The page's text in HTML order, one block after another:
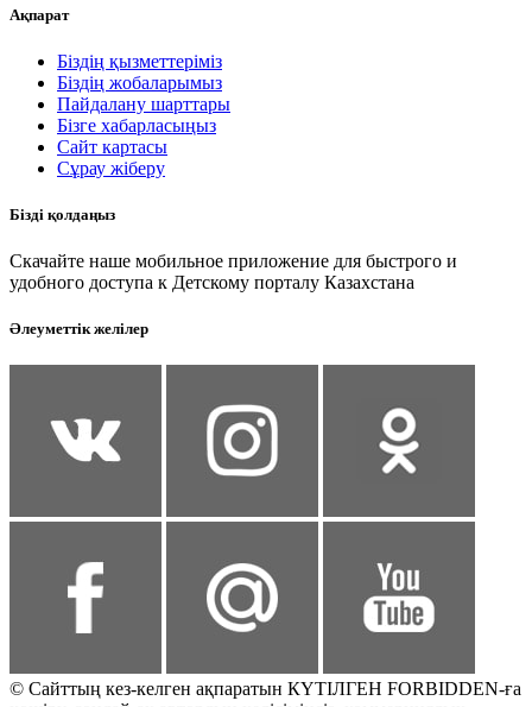
Ақпарат
Біздің қызметтеріміз
Біздің жобаларымыз
Пайдалану шарттары
Бізге хабарласыңыз
Сайт картасы
Сұрау жіберу
Бізді қолдаңыз
Скачайте наше мобильное приложение для быстрого и
удобного доступа к Детскому порталу Казахстана
Әлеуметтік желілер
© Сайттың кез-келген ақпаратын КҮТІЛГЕН FORBIDDEN-ға